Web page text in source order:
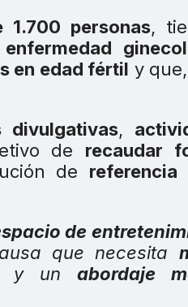
1.700 personas,
enfermedad
en edad fértil y
divulgativas,
de recaudar
de referencia
de
que necesita
y un abordaje